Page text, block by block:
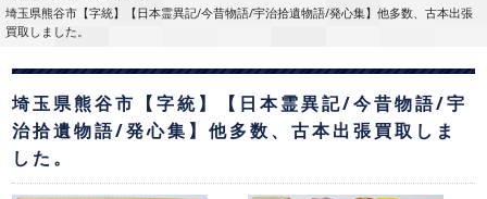
埼玉県熊谷市【字統】【日本霊異記/今昔物語/宇治拾遺物語/発心集】他多数、古本出張
買取しました。
埼玉県熊谷市【字統】【日本霊異記/今昔物語/宇
治拾遺物語/発心集】他多数、古本出張買取しま
した。